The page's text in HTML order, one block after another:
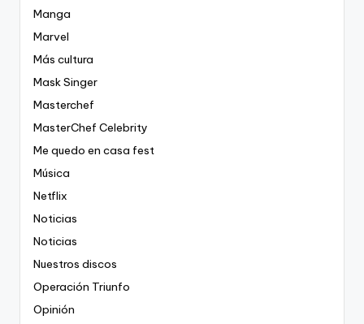
Manga
Marvel
Más cultura
Mask Singer
Masterchef
MasterChef Celebrity
Me quedo en casa fest
Música
Netflix
Noticias
Noticias
Nuestros discos
Operación Triunfo
Opinión